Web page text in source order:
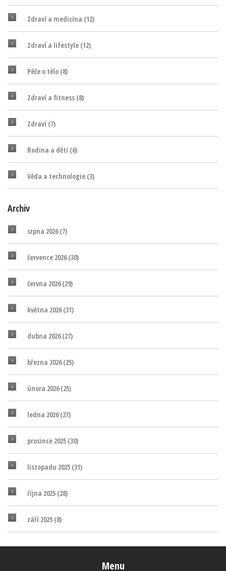
Zdraví a medicína (12)
Zdraví a lifestyle (12)
Péče o tělo (8)
Zdraví a fitness (8)
Zdraví (7)
Rodina a děti (6)
Věda a technologie (3)
Archiv
srpna 2026(7)
července 2026(30)
června 2026(29)
května 2026(31)
dubna 2026(27)
března 2026(25)
února 2026(25)
ledna 2026(27)
prosince 2025 (30)
listopadu 2025 (31)
října 2025 (28)
září 2025 (8)
Menu